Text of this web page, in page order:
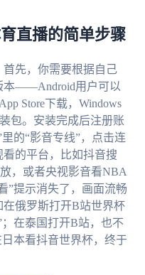
直播的简单步骤
首先，你需要根据自己
本——Android用户可以
Store下载，Windows
包。安装完成后注册账
的“影音专线”，点击连
的平台，比如抖音搜
，或者央视影音看NBA
”提示消失了，画面流畅
俄罗斯打开B站世界杯
在泰国打开B站，也不
本看抖音世界杯，终于